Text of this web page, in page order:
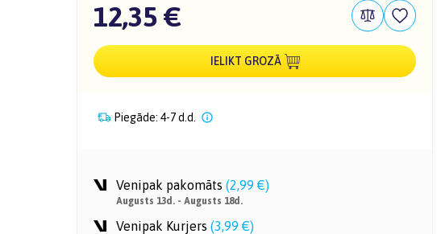
12,35 €
IELIKT GROZĀ
Piegāde: 4-7 d.d.
Venipak pakomāts (2,99 €)
Augusts 13d. - Augusts 18d.
Venipak Kurjers (3,99 €)